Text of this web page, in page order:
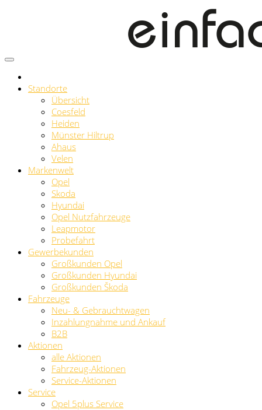
Standorte
Übersicht
Coesfeld
Heiden
Münster Hiltrup
Ahaus
Velen
Markenwelt
Opel
Skoda
Hyundai
Opel Nutzfahrzeuge
Leapmotor
Probefahrt
Gewerbekunden
Großkunden Opel
Großkunden Hyundai
Großkunden Škoda
Fahrzeuge
Neu- & Gebrauchtwagen
Inzahlungnahme und Ankauf
B2B
Aktionen
alle Aktionen
Fahrzeug-Aktionen
Service-Aktionen
Service
Opel 5plus Service